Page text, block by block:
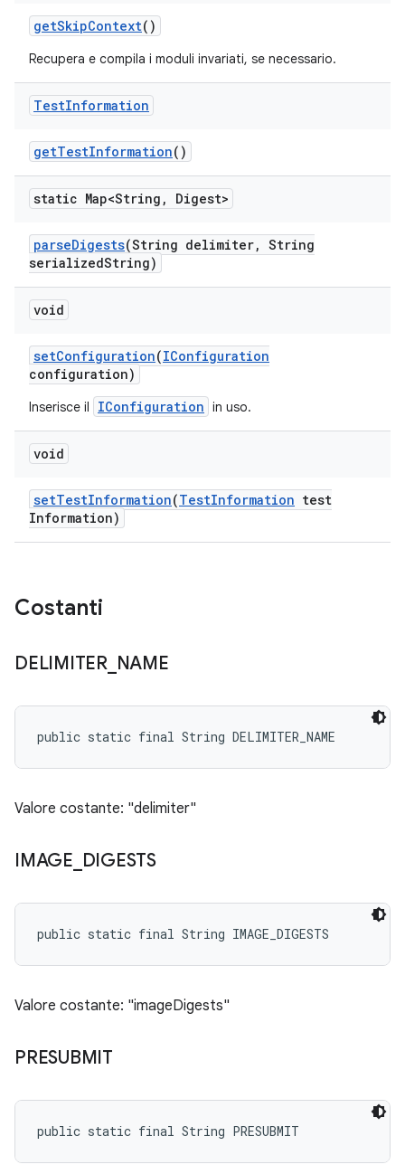
getSkipContext()
Recupera e compila i moduli invariati, se necessario.
TestInformation
getTestInformation()
static Map<String , Digest>
parseDigests(String delimiter, String
serializedString)
void
setConfiguration(IConfiguration
configuration)
Inserisce il IConfiguration in uso.
void
setTestInformation(TestInformation test
Information)
Costanti
DELIMITER_ NAME
public static final String DELIMITER_NAME
Valore costante: "delimiter"
IMAGE DIGESTS
public static final String IMAGE_DIGESTS
Valore costante: "imageDigests"
PRESUBMIT
public static final String PRESUBMIT